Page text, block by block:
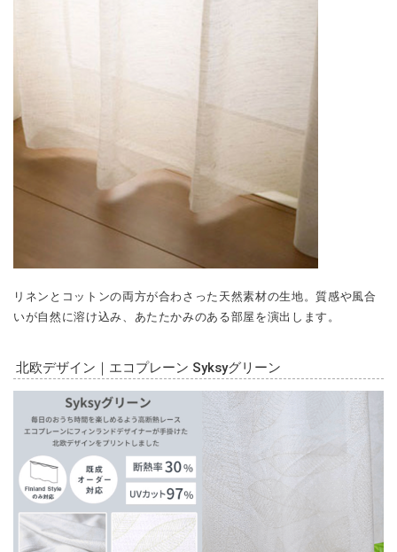
リネンとコットンの両方が合わさった天然素材の生地。質感や風合
いが自然に溶け込み、あたたかみのある部屋を演出します。
北欧デザイン｜エコプレーン Syksyグリーン